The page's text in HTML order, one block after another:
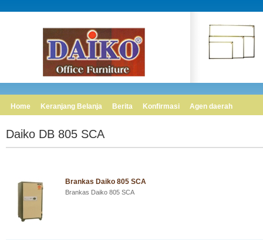
Home Keranjang Belanja Berita Konfirmasi Agen daerah
Daiko DB 805 SCA
Brankas Daiko 805 SCA
Brankas Daiko 805 SCA